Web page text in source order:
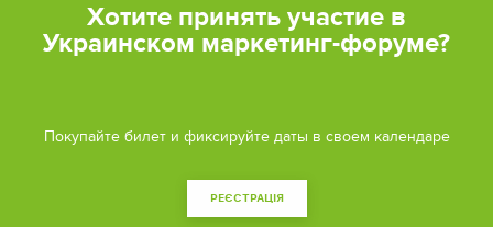
Хотите принять участие в
Украинском маркетинг-форуме?
Покупайте билет и фиксируйте даты в своем календаре
РЕЄСТРАЦІЯ